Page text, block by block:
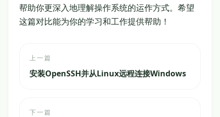
帮助你更深入地理解操作系统的运作方式。希望
这篇对比能为你的学习和工作提供帮助！
上一篇
安装OpenSSH并从Linux远程连接Windows
下一篇